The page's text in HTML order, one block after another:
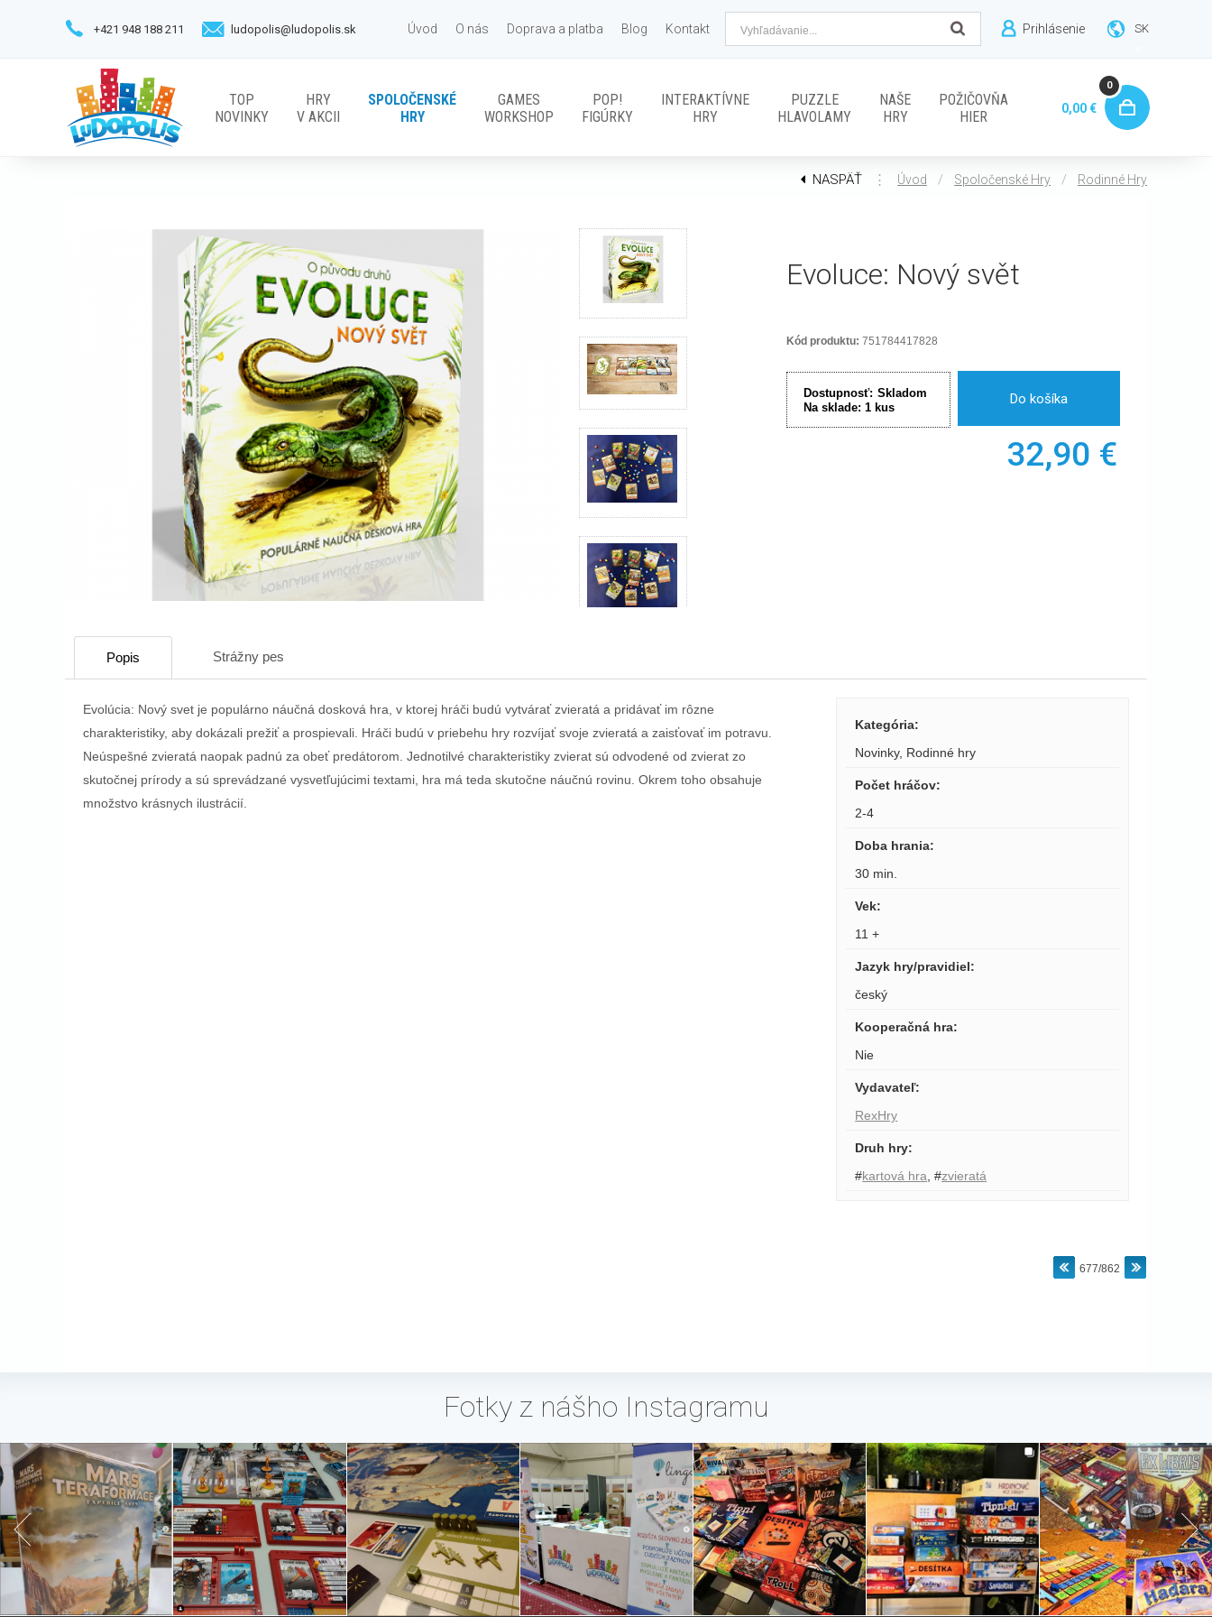
SK
Úvod O nás Doprava a platba Blog Kontakt
TOP
NOVINKY
HRY
V AKCII
SPOLOČENSKÉ
HRY
GAMES
WORKSHOP
POP!
FIGÚRKY
INTERAKTÍVNE
HRY
PUZZLE
HLAVOLAMY
NAŠE
HRY
POŽIČOVŇA
HIER
Prihlásenie
+421 948 188 211 ludopolis@ludopolis.sk
0,00 €
0
NASPÄŤ ⋮ Úvod / Spoločenské Hry / Rodinné Hry
Evoluce: Nový svět
Kód produktu: 751784417828
Dostupnosť: Skladom
Na sklade: 1 kus
Do košíka
32,90 €
Popis Strážny pes
Evolúcia: Nový svet je populárno náučná dosková hra, v ktorej hráči budú vytvárať zvieratá a pridávať im rôzne
charakteristiky, aby dokázali prežiť a prospievali. Hráči budú v priebehu hry rozvíjať svoje zvieratá a zaisťovať im potravu.
Neúspešné zvieratá naopak padnú za obeť predátorom. Jednotilvé charakteristiky zvierat sú odvodené od zvierat zo
skutočnej prírody a sú sprevádzané vysvetľujúcimi textami, hra má teda skutočne náučnú rovinu. Okrem toho obsahuje
množstvo krásnych ilustrácií.
Kategória:
Novinky, Rodinné hry
Počet hráčov:
2-4
Doba hrania:
30 min.
Vek:
11 +
Jazyk hry/pravidiel:
český
Kooperačná hra:
Nie
Vydavateľ:
RexHry
Druh hry:
#kartová hra ,#zvieratá
677/862
Fotky z nášho Instagramu